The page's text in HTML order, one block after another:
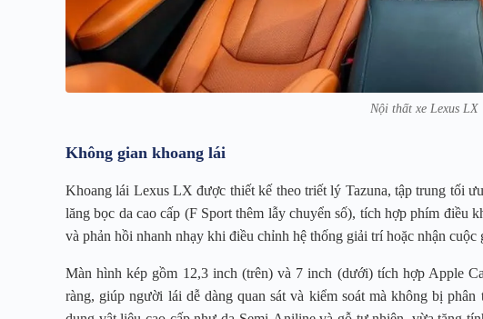
Nội thất xe Lexus LX
Không gian khoang lái
Khoang lái Lexus LX được thiết kế theo triết lý Tazuna, tập trung tối
lăng bọc da cao cấp (F Sport thêm lẫy chuyển số), tích hợp phím điều
và phản hồi nhanh nhạy khi điều chỉnh hệ thống giải trí hoặc nhận cuộc
Màn hình kép gồm 12,3 inch (trên) và 7 inch (dưới) tích hợp Apple
ràng, giúp người lái dễ dàng quan sát và kiểm soát mà không bị